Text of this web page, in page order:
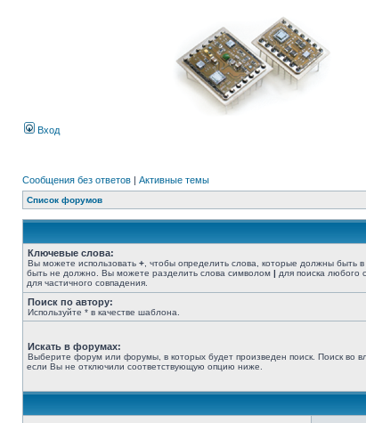
Вход
Сообщения без ответов | Активные темы
Список форумов
Ключевые слова:
Вы можете использовать + , чтобы определить слова, которые должны быть в
быть не должно. Вы можете разделить слова символом | для поиска любого
для частичного совпадения.
Поиск по автору:
Используйте * в качестве шаблона.
Искать в форумах:
Выберите форум или форумы, в которых будет произведен поиск. Поиск во
если Вы не отключили соответствующую опцию ниже.